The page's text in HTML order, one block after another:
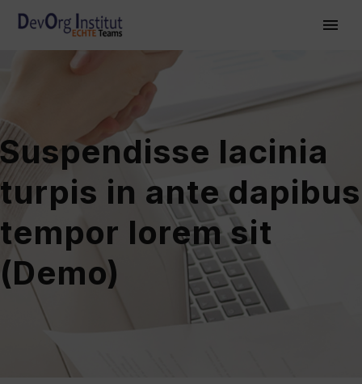
Suspendisse lacinia
turpis in ante dapibus
tempor lorem sit
(Demo)